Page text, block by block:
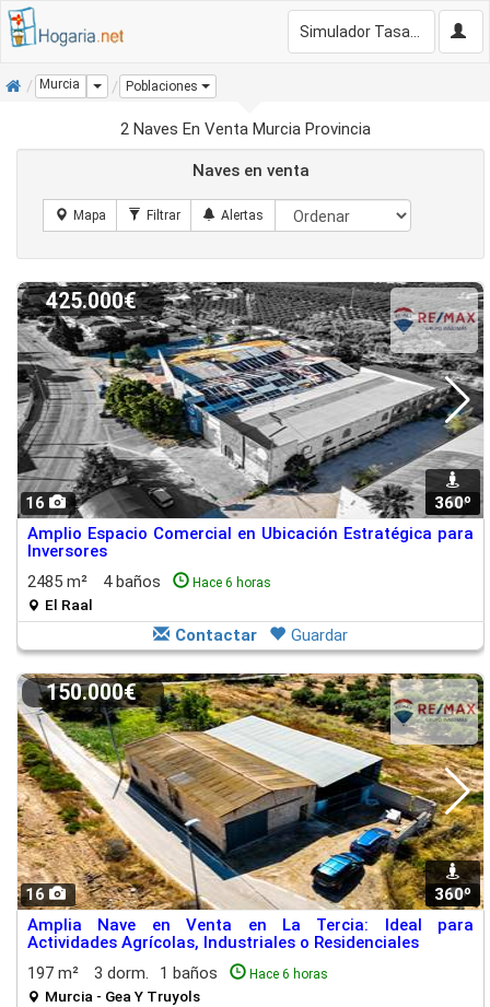
InicioMurcia Dropdown
Poblaciones
2 Naves En Venta Murcia Provincia
Naves en venta
16 1
360º
425.000€
Amplio Espacio Comercial en Ubicación Estratégica para
Inversores
2485 m²
4 baños Hace 6 horas
El Raal
Contactar Guardar
16 1
360º
150.000€
Amplia Nave en Venta en La Tercia: Ideal para
Actividades Agrícolas, Industriales o Residenciales
197 m²
3 dorm. 1 baños Hace 6 horas
Murcia - Gea Y Truyols